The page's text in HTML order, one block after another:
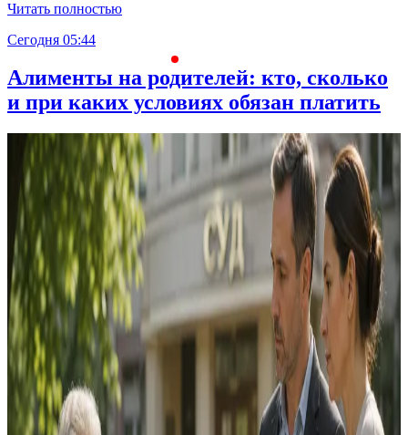
Читать полностью
Сегодня 05:44
Алименты на родителей: кто, сколько
и при каких условиях обязан платить